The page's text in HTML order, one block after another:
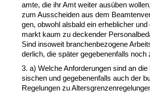
am­te, die ihr Amt wei­ter ausüben
zum Aus­schei­den aus dem
gen, ob­wohl als­bald ein er­heb­li­cher
markt kaum zu de­cken­der
Sind in­so­weit bran­chen­be­zo­ge­ne
der­lich, die später ge­ge­be­nen­falls noch
3. a) Wel­che An­for­de­run­gen sind an
si­schen und ge­ge­be­nen­falls auch der
Re­ge­lun­gen zu